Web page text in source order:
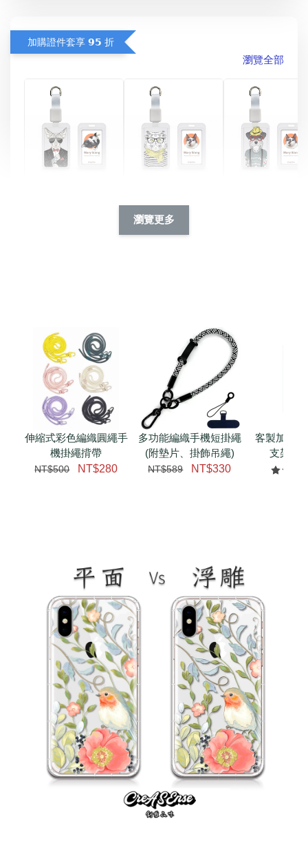
加購證件套享 𝟵𝟱 折
瀏覽全部
件套(附伸縮卡扣)
CSAA05
加入購物車
加購配件包折 $𝟯𝟬
瀏覽全部
視化妝包
NT$ 129
NT$ 159
- +
大眼睛透氣網眼透
視束口斜背包
NT$ 159
NT$ 189
- +
大眼睛透氣網
視手提沙灘包
NT$ 219
NT$ 249
加入購物車
瀏覽更多
瀏覽更多
伸縮式彩色編織圓繩手
機掛繩揹帶
NT$500 NT$280
多功能編織手機短掛繩
(附墊片、掛飾吊繩)
NT$589 NT$330
客製加購
支架 腕